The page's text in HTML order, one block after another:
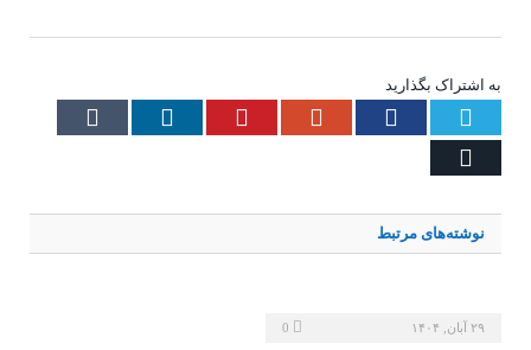
به اشتراک بگذارید
Twitter
Facebook
Google+
Pinterest
LinkedIn
نوشته‌های مرتبط
۲۹ آبان, ۱۴۰۴